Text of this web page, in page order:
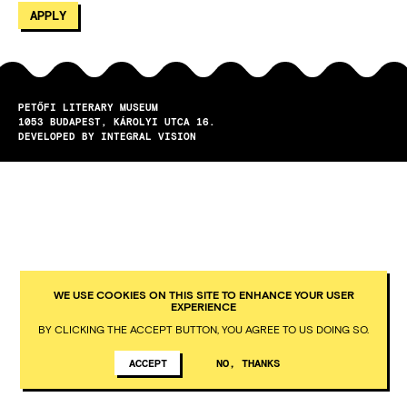
PETŐFI LITERARY MUSEUM
1053
BUDAPEST
KÁROLYI UTCA 16.
DEVELOPED BY INTEGRAL VISION
WE USE COOKIES ON THIS SITE TO ENHANCE YOUR USER
EXPERIENCE
BY CLICKING THE ACCEPT BUTTON, YOU AGREE TO US DOING SO.
ACCEPT NO, THANKS